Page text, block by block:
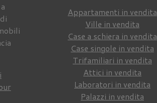
Appartamenti in vendita
Ville in vendita
Case a schiera in vendita
Case singole in vendita
Trifamiliari in vendita
Attici in vendita
Laboratori in vendita
Palazzi in vendita